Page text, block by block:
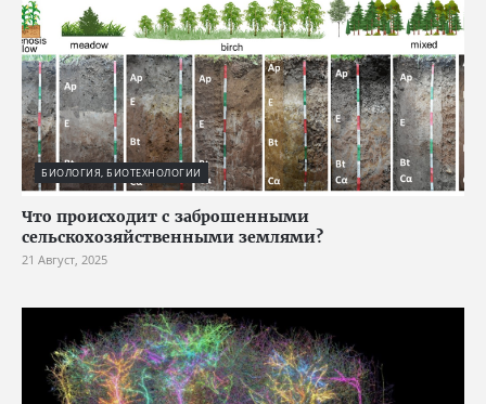
БИОЛОГИЯ, БИОТЕХНОЛОГИИ
Что происходит с заброшенными
сельскохозяйственными землями?
21 Август, 2025